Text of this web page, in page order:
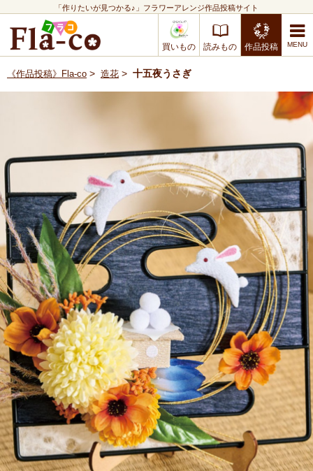
「作りたいが見つかる♪」フラワーアレンジ作品投稿サイト
買いもの 読みもの 作品投稿
《作品投稿》Fla-co > 造花 > 十五夜うさぎ